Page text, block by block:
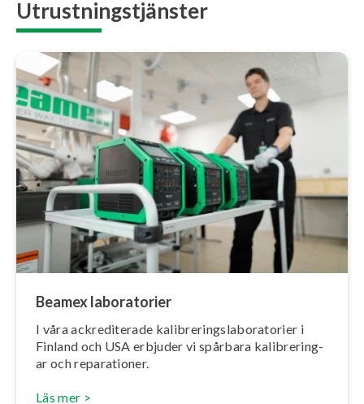
Utrustningstjänster
Beamex la­bo­ra­to­ri­er
I våra ac­kre­di­te­ra­de ka­libre­rings­la­bo­ra­to­ri­er i
Finland och USA erbjuder vi spårbara ka­libre­ring­
ar och re­pa­ra­tio­ner.
Läs mer >